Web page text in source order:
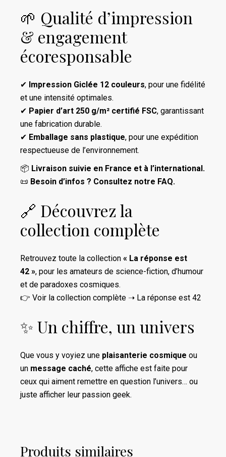
🌱 Qualité d’impression
& engagement
écoresponsable
✔ Impression Giclée 12 couleurs, pour une fidélité
et une intensité optimales.
✔ Papier d’art 250 g/m² certifié FSC, garantissant
une fabrication durable.
✔ Emballage sans plastique, pour une expédition
respectueuse de l’environnement.
📦 Livraison suivie en France et à l’international.
📜 Besoin d’infos ? Consultez notre FAQ.
🔗 Découvrez la
collection complète
Retrouvez toute la collection« La réponse est
42 », pour les amateurs de science-fiction, d’humour
et de paradoxes cosmiques.
👉 Voir la collection complète ➝ La réponse est 42
✨ Un chiffre, un univers
Que vous y voyiez une plaisanterie cosmique ou
un message caché, cette affiche est faite pour
ceux qui aiment remettre en question l’univers… ou
juste afficher leur passion geek.
Produits similaires